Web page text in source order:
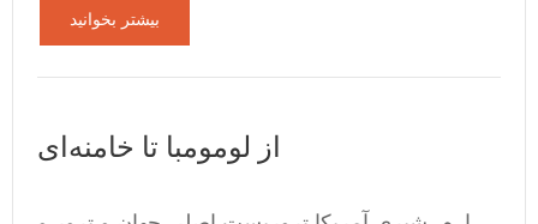
بیشتر بخوانید
از لومومبا تا خامنه‌ای